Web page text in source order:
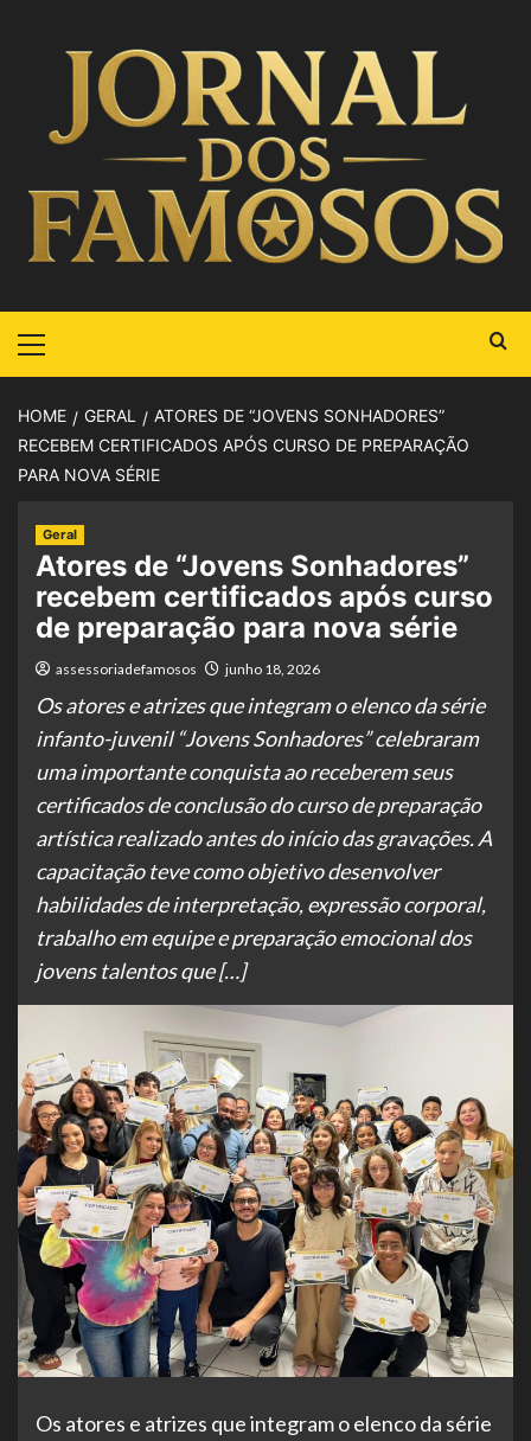
HOME GERAL
ATORES DE “JOVENS SONHADORES”
RECEBEM CERTIFICADOS APÓS CURSO DE PREPARAÇÃO
PARA NOVA SÉRIE
Geral
Atores de “Jovens Sonhadores”
recebem certificados após curso
de preparação para nova série
assessoriadefamosos junho 18, 2026
Os atores e atrizes que integram o elenco da série
infanto-juvenil “Jovens Sonhadores” celebraram
uma importante conquista ao receberem seus
certificados de conclusão do curso de preparação
artística realizado antes do início das gravações. A
capacitação teve como objetivo desenvolver
habilidades de interpretação, expressão corporal,
trabalho em equipe e preparação emocional dos
jovens talentos que […]
Os atores e atrizes que integram o elenco da série